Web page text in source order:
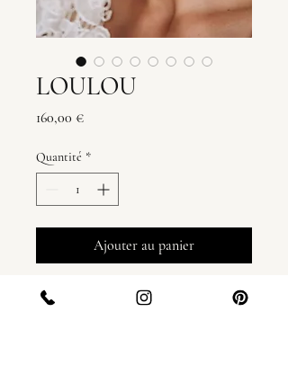
LOULOU
160,00 €Prix
Quantité *
Ajouter au panier